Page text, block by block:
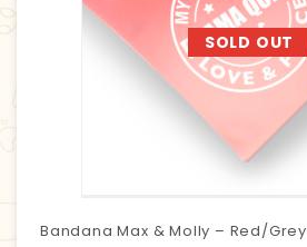
SOLD OUT
Bandana Max & Molly – Red/Grey